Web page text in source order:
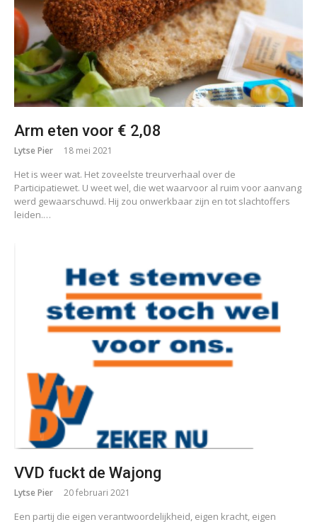
Arm eten voor € 2,08
Lytse Pier 18 mei 2021
Het is weer wat. Het zoveelste treurverhaal over de
Participatiewet. U weet wel, die wet waarvoor al ruim voor aanvang
werd gewaarschuwd. Hij zou onwerkbaar zijn en tot slachtoffers
leiden.…
VVD fuckt de Wajong
Lytse Pier 20 februari 2021
Een partij die eigen verantwoordelijkheid, eigen kracht, eigen